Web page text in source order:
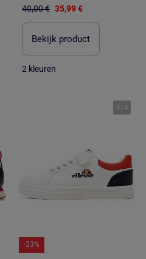
40,00 € 35,99 €
Bekijk product
2 kleuren
1 /4
-33%